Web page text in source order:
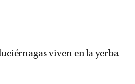
viven en la yerba